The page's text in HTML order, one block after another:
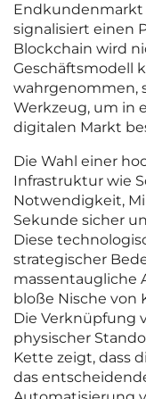
Endkundenmarkt
signalisiert einen
Blockchain wird
Geschäftsmodell
wahrgenommen,
Werkzeug, um in
digitalen Markt
Die Wahl einer
Infrastruktur wie
Notwendigkeit,
Sekunde sicher
Diese
strategischer
massentaugliche
bloße Nische von
Die Verknüpfung
physischer
Kette zeigt, dass
das